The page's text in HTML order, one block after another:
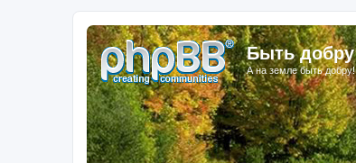
Быть добру
А на земле быть добру!